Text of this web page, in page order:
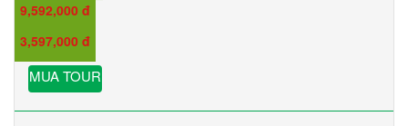
Giá trẻ em:
9,592,000 đ
Giá em bé:
3,597,000 đ
MUA TOUR